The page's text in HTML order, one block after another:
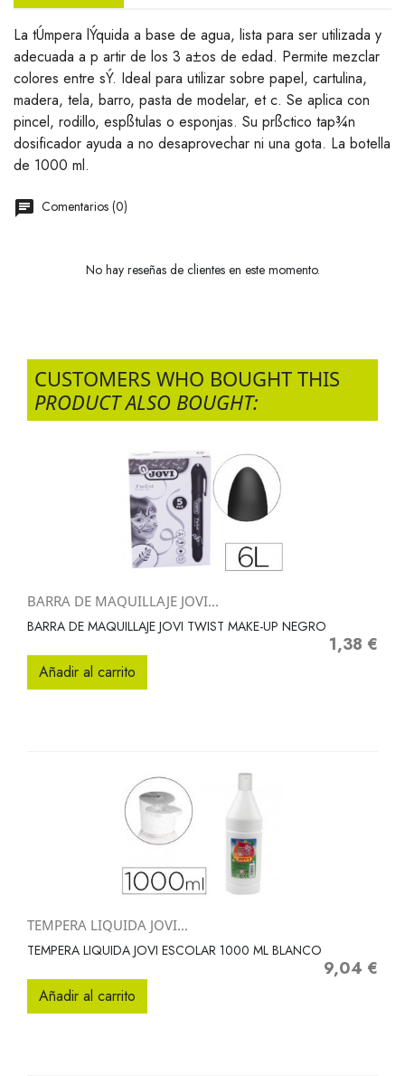
La tÚmpera lÝquida a base de agua, lista para ser utilizada y
adecuada a p artir de los 3 a±os de edad. Permite mezclar
colores entre sÝ. Ideal para utilizar sobre papel, cartulina,
madera, tela, barro, pasta de modelar, et c. Se aplica con
pincel, rodillo, espßtulas o esponjas. Su prßctico tap¾n
dosificador ayuda a no desaprovechar ni una gota. La botella
de 1000 ml.
Comentarios (0)
No hay reseñas de clientes en este momento.
CUSTOMERS WHO BOUGHT THIS
PRODUCT ALSO BOUGHT:
BARRA DE MAQUILLAJE JOVI...
BARRA DE MAQUILLAJE JOVI TWIST MAKE-UP NEGRO
Precio
1,38 €
Añadir al carrito
TEMPERA LIQUIDA JOVI...
TEMPERA LIQUIDA JOVI ESCOLAR 1000 ML BLANCO
Precio
9,04 €
Añadir al carrito